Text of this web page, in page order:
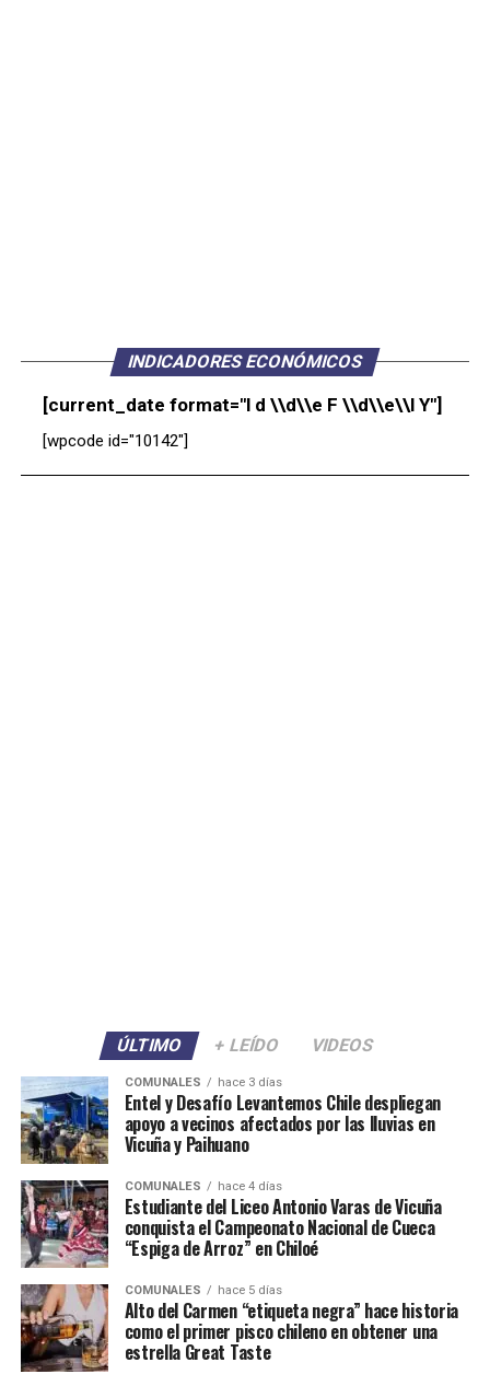
INDICADORES ECONÓMICOS
[current_date format="l d \\d\\e F \\d\\e\\l Y"]
[wpcode id="10142"]
ÚLTIMO + LEÍDO VIDEOS
COMUNALES hace 3 días
Entel y Desafío Levantemos Chile despliegan
apoyo a vecinos afectados por las lluvias en
Vicuña y Paihuano
COMUNALES hace 4 días
Estudiante del Liceo Antonio Varas de Vicuña
conquista el Campeonato Nacional de Cueca
“Espiga de Arroz” en Chiloé
COMUNALES hace 5 días
Alto del Carmen “etiqueta negra” hace historia
como el primer pisco chileno en obtener una
estrella Great Taste